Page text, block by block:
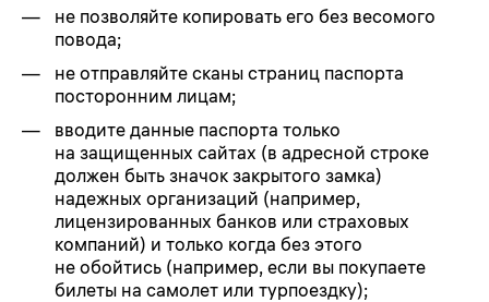
не позволяйте копировать его без весомого
повода;
не отправляйте сканы страниц паспорта
посторонним лицам;
вводите данные паспорта только
на защищенных сайтах (в адресной строке
должен быть значок закрытого замка)
надежных организаций (например,
лицензированных банков или страховых
компаний) и только когда без этого
не обойтись (например, если вы покупаете
билеты на самолет или турпоездку);